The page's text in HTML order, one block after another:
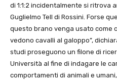
di 1:1:2 incidentalmente si ritrova
Guglielmo Tell di Rossini. Forse
questo brano venga usato come
vedono cavalli al galoppo”,
studi proseguono un filone di
Università al fine di indagare le
comportamenti di animali e